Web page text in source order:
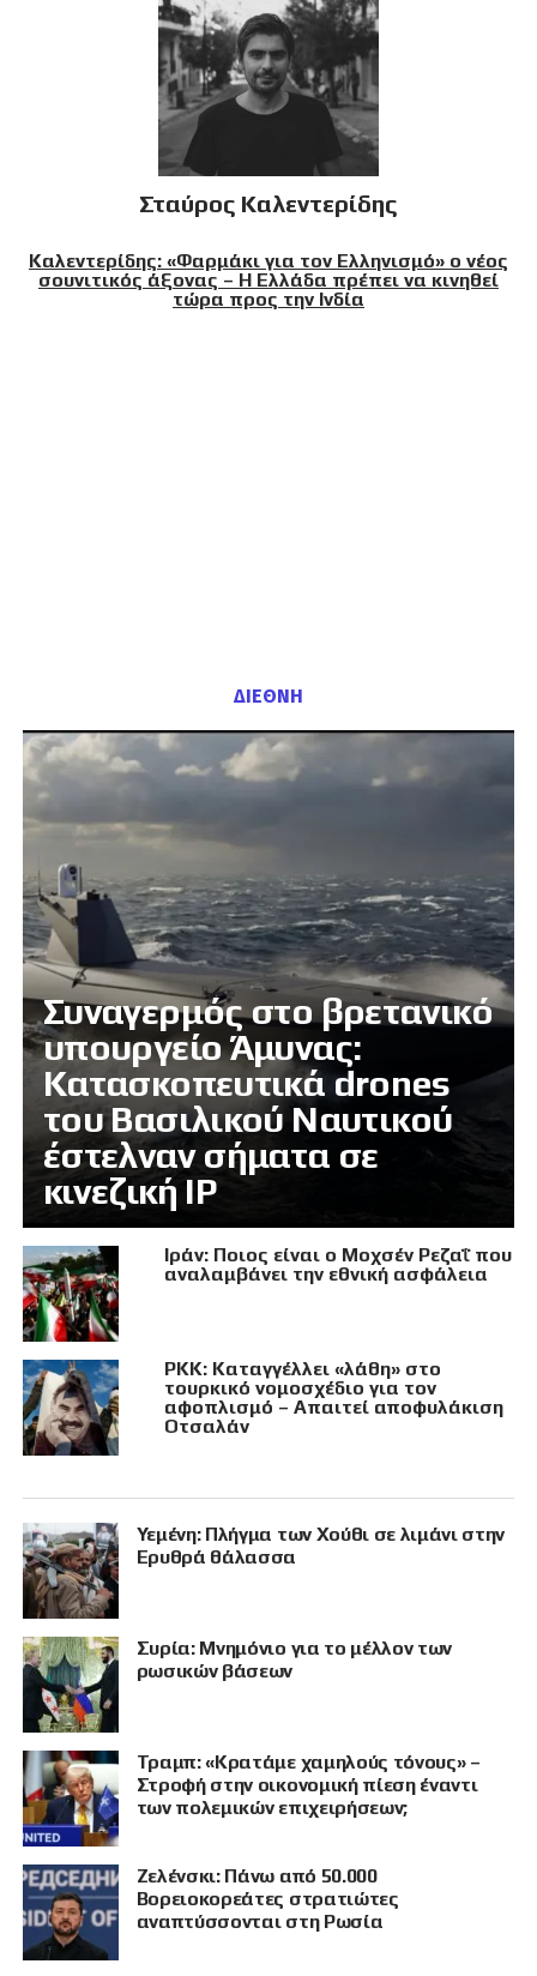
Σταύρος Καλεντερίδης
Καλεντερίδης: «Φαρμάκι για τον Ελληνισμό» ο νέος
σουνιτικός άξονας – Η Ελλάδα πρέπει να κινηθεί
τώρα προς την Ινδία
ΔΙΕΘΝΗ
Συναγερμός στο βρετανικό
υπουργείο Άμυνας:
Κατασκοπευτικά drones
του Βασιλικού Ναυτικού
έστελναν σήματα σε
κινεζική IP
Ιράν: Ποιος είναι ο Μοχσέν Ρεζαΐ που
αναλαμβάνει την εθνική ασφάλεια
PKK: Καταγγέλλει «λάθη» στο
τουρκικό νομοσχέδιο για τον
αφοπλισμό – Απαιτεί αποφυλάκιση
Οτσαλάν
Υεμένη: Πλήγμα των Χούθι σε λιμάνι στην
Ερυθρά θάλασσα
Συρία: Μνημόνιο για το μέλλον των
ρωσικών βάσεων
Τραμπ: «Κρατάμε χαμηλούς τόνους» –
Στροφή στην οικονομική πίεση έναντι
των πολεμικών επιχειρήσεων;
Ζελένσκι: Πάνω από 50.000
Βορειοκορεάτες στρατιώτες
αναπτύσσονται στη Ρωσία